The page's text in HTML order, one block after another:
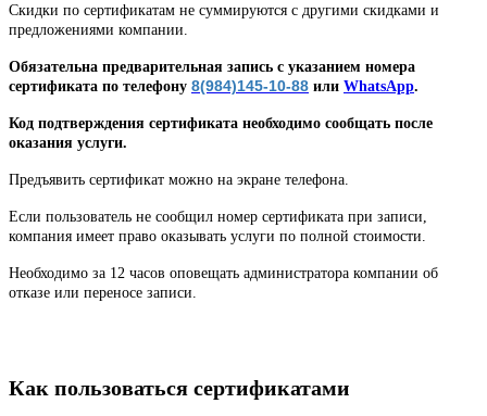
Скидки по сертификатам не суммируются с другими скидками и
предложениями компании.
Обязательна предварительная запись с указанием номера
сертификата по телефону 8(984)145-10-88 или WhatsApp.
Код подтверждения сертификата необходимо сообщать после
оказания услуги.
Предъявить сертификат можно на экране телефона.
Если пользователь не сообщил номер сертификата при записи,
компания имеет право оказывать услуги по полной стоимости.
Необходимо за 12 часов оповещать администратора компании об
отказе или переносе записи.
Как пользоваться сертификатами